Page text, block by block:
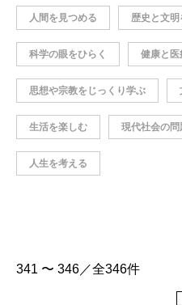
人間を見つめる 歴史と文明
科学の眼をひらく 健康と医
思想や宗教をじっくり学ぶ
生活を楽しむ 現代社会の
人生を考える
341 〜 346／全346件